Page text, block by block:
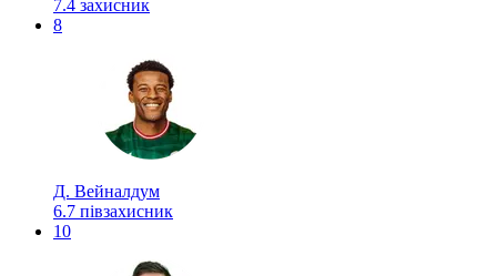
7.4 захисник
8
Д. Вейналдум
6.7 півзахисник
10